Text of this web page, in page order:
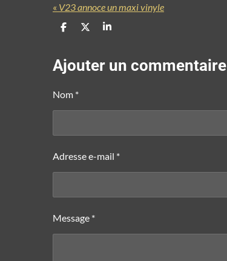
« V23 annoce un maxi vinyle
P
t
a
r
P
t
a
P
a
Ajouter un commentaire
Nom *
Adresse e-mail *
Message *